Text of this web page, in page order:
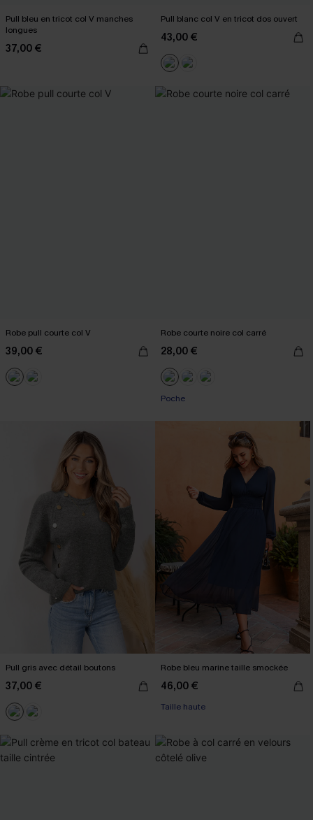
Pull bleu en tricot col V manches
longues
37,00 €
Pull blanc col V en tricot dos ouvert
43,00 €
Robe pull courte col V
39,00 €
Robe courte noire col carré
28,00 €
Poche
Pull gris avec détail boutons
37,00 €
Robe bleu marine taille smockée
46,00 €
Taille haute